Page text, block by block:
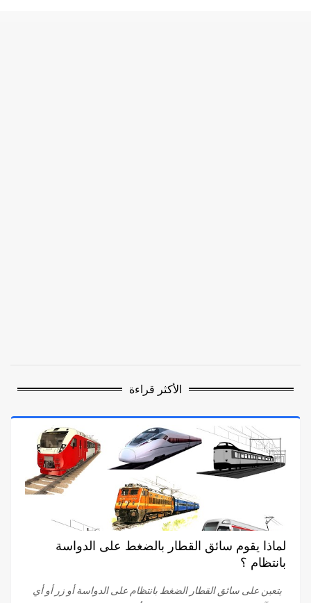
الأكثر قراءة
لماذا يقوم سائق القطار بالضغط على الدواسة
بانتظام ؟
يتعين على سائق القطار الضغط بانتظام على الدواسة أو زر أو أي